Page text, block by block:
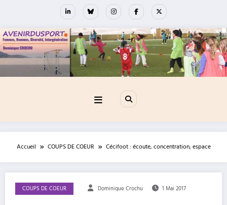
Accueil COUPS DE COEUR Cécifoot : écoute, concentration, espace
COUPS DE COEUR Dominique Crochu 1 Mai 2017